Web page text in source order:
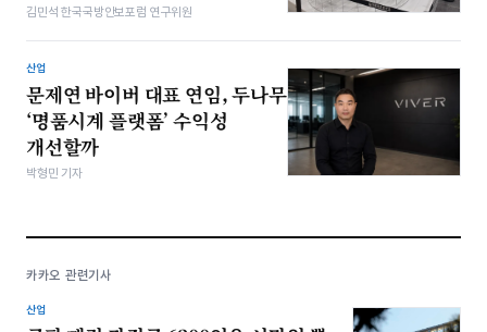
김민석 한국국방안보포럼 연구위원
산업
문제연 바이버 대표 연임, 두나무
‘명품시계 플랫폼’ 수익성
개선할까
박형민 기자
카카오 관련기사
산업